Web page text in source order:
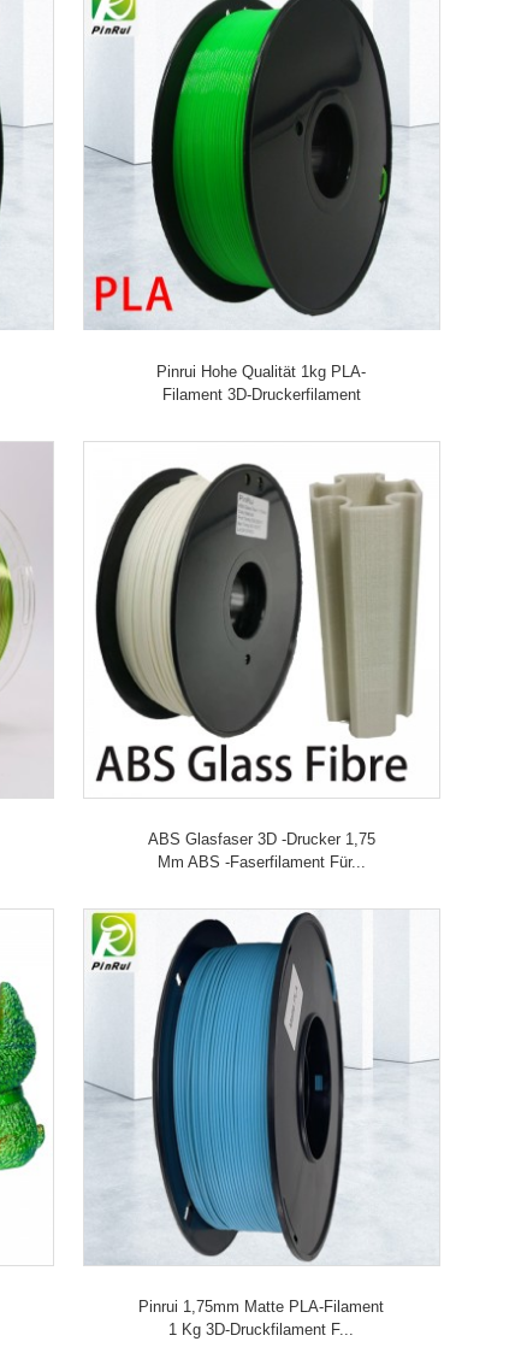
Pinrui Hohe Qualität 1kg PLA-
Filament 3D-Druckerfilament
ABS Glasfaser 3D -Drucker 1,75
Mm ABS -Faserfilament Für...
Pinrui 1,75mm Matte PLA-Filament
1 Kg 3D-Druckfilament F...